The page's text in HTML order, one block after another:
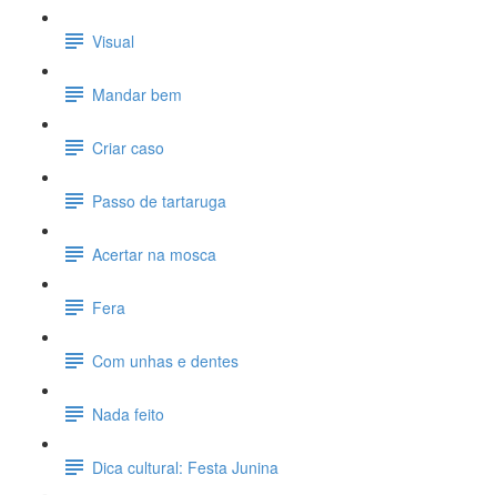
Visual
Mandar bem
Criar caso
Passo de tartaruga
Acertar na mosca
Fera
Com unhas e dentes
Nada feito
Dica cultural: Festa Junina